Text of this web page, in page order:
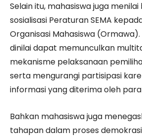
Selain itu, mahasiswa juga
sosialisasi Peraturan SEMA
Organisasi Mahasiswa
dinilai dapat memunculkan
mekanisme pelaksanaan
serta mengurangi partisipasi
informasi yang diterima oleh
Bahkan mahasiswa juga
tahapan dalam proses